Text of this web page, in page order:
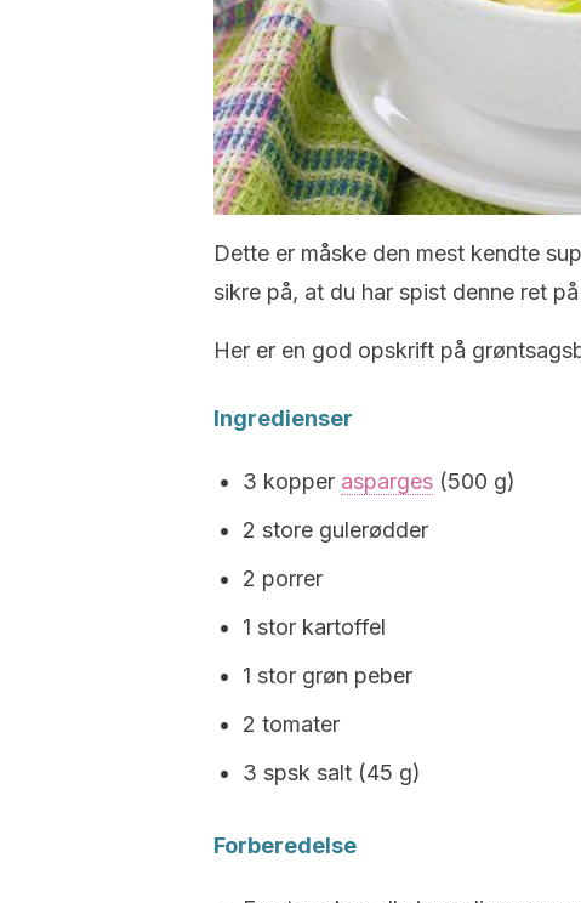
Dette er måske den mest kendte
sikre på, at du har spist denne ret
Her er en god opskrift på
Ingredienser
3 kopper asparges (500 g)
2 store gulerødder
2 porrer
1 stor kartoffel
1 stor grøn peber
2 tomater
3 spsk salt (45 g)
Forberedelse